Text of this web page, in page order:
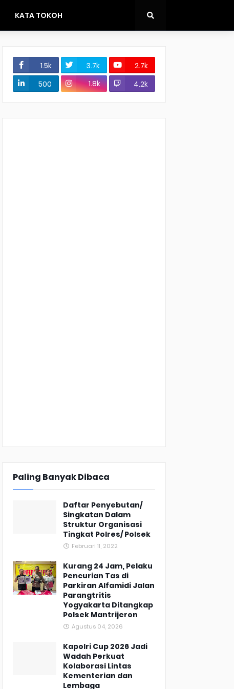
KATA TOKOH
1.5k 3.7k
2.7k
500
1.8k 4.2k
Paling Banyak Dibaca
Daftar Penyebutan/
Singkatan Dalam
Struktur Organisasi
Tingkat Polres/ Polsek
Februari 11, 2022
Kurang 24 Jam, Pelaku
Pencurian Tas di
Parkiran Alfamidi Jalan
Parangtritis
Yogyakarta Ditangkap
Polsek Mantrijeron
Agustus 04, 2026
Kapolri Cup 2026 Jadi
Wadah Perkuat
Kolaborasi Lintas
Kementerian dan
Lembaga